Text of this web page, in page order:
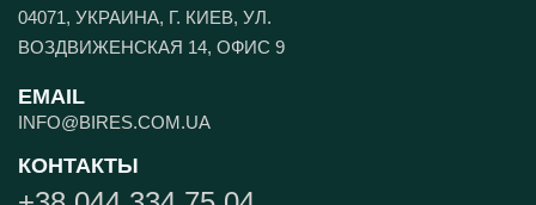
04071, УКРАИНА, Г. КИЕВ, УЛ.
ВОЗДВИЖЕНСКАЯ 14, ОФИС 9
EMAIL
INFO@BIRES.COM.UA
КОНТАКТЫ